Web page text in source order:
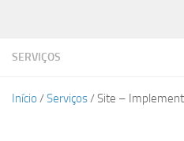
SERVIÇOS
Início /Serviços/ Site –